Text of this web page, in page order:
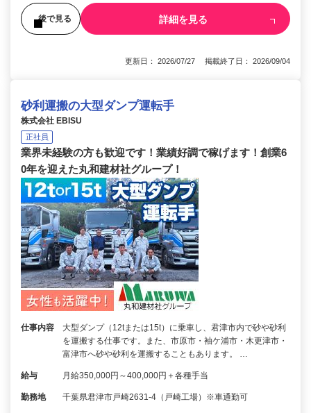
後で見る 詳細を見る
更新日： 2026/07/27 掲載終了日： 2026/09/04
砂利運搬の大型ダンプ運転手
株式会社 EBISU
正社員
業界未経験の方も歓迎です！業績好調で稼げます！創業6
0年を迎えた丸和建材社グループ！
仕事内容
大型ダンプ（12tまたは15t）に乗車し、君津市内で砂や砂利
を運搬する仕事です。また、市原市・袖ケ浦市・木更津市・
富津市へ砂や砂利を運搬することもあります。 …
給与 月給350,000円～400,000円＋各種手当
勤務地 千葉県君津市戸崎2631-4（戸崎工場）※車通勤可